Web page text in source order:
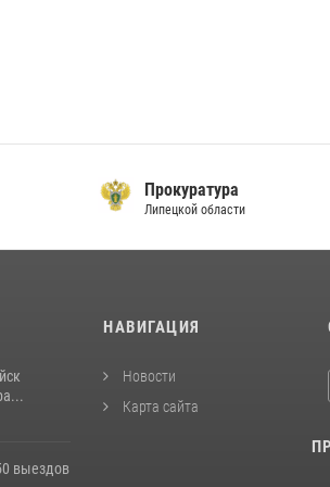
Прокуратура
Липецкой области
выездов
НАВИГАЦИЯ
Новости
Карта сайта